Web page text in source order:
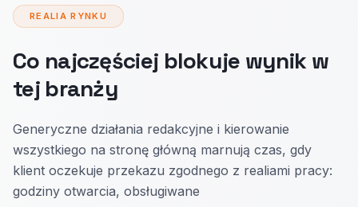
REALIA RYNKU
Co najczęściej blokuje wynik w
tej branży
Generyczne działania redakcyjne i kierowanie
wszystkiego na stronę główną marnują czas, gdy
klient oczekuje przekazu zgodnego z realiami pracy:
godziny otwarcia, obsługiwane